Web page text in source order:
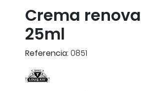
Crema
25ml
Referencia:0851